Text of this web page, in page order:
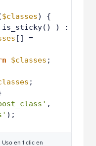
$classes) {
$classes ;
;
);
Uso en 1 clic en